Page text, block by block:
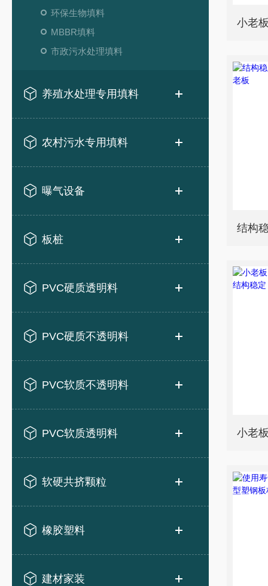
环保生物填料
MBBR填料
市政污水处理填料
养殖水处理专用填料
农村污水专用填料
曝气设备
板桩
PVC硬质透明料
PVC硬质不透明料
PVC软质不透明料
PVC软质透明料
软硬共挤颗粒
橡胶塑料
建材家装